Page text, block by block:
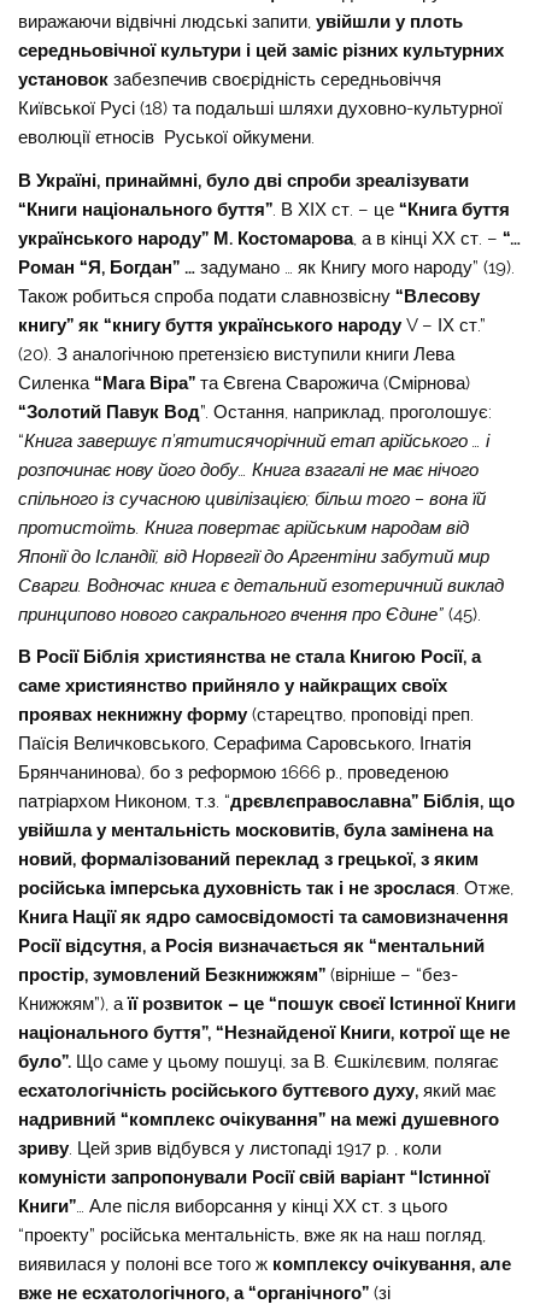
виражаючи відвічні людські запити,увійшли у плоть
середньовічної культури і цей заміс різних культурних
установок забезпечив своєрідність середньовіччя
Київської Русі (18) та подальші шляхи духовно-культурної
еволюції етносів Руської ойкумени.
В Україні, принаймні, було дві спроби зреалізувати
“Книги національного буття”. В ХІХ ст. – це“Книга буття
українського народу” М. Костомарова, а в кінці ХХ ст. –“…
Роман “Я, Богдан” … задумано … як Книгу мого народу” (19).
Також робиться спроба подати славнозвісну “Влесову
книгу” як “книгу буття українського народу V – ІХ ст.”
(20). З аналогічною претензією виступили книги Лева
Силенка“Мага Віра”та Євгена Сварожича (Смірнова)
“Золотий Павук Вод”. Остання, наприклад, проголошує:
“Книга завершує п’ятитисячорічний етап арійського … і
розпочинає нову його добу… Книга взагалі не має нічого
спільного із сучасною цивілізацією; більш того – вона їй
протистоїть. Книга повертає арійським народам від
Японії до Ісландії, від Норвегії до Аргентіни забутий мир
Сварги. Водночас книга є детальний езотеричний виклад
принципово нового сакрального вчення про Єдине” (45).
В Росії Біблія християнства не стала Книгою Росії, а
саме християнство прийняло у найкращих своїх
проявах некнижну форму (старецтво, проповіді преп.
Паїсія Величковського, Серафима Саровського, Ігнатія
Брянчанинова), бо з реформою 1666 р., проведеною
патріархом Никоном, т.з. “дрєвлєправославна” Біблія, що
увійшла у ментальність московитів, була замінена на
новий, формалізований переклад з грецької, з яким
російська імперська духовність так і не зрослася. Отже,
Книга Нації як ядро самосвідомості та самовизначення
Росії відсутня, а Росія визначається як “ментальний
простір, зумовлений Безкнижжям” (вірніше – “без-
Книжжям”), аїї розвиток – це “пошук своєї Істинної Книги
національного буття”, “Незнайденої Книги, котрої ще не
було”. Що саме у цьому пошуці, за В. Єшкілєвим, полягає
есхатологічність російського буттєвого духу, який має
надривний “комплекс очікування” на межі душевного
зриву. Цей зрив відбувся у листопаді 1917 р. , коли
комуністи запропонували Росії свій варіант “Істинної
Книги”… Але після виборсання у кінці ХХ ст. з цього
“проекту” російська ментальність, вже як на наш погляд,
виявилася у полоні все того ж комплексу очікування, але
вже не есхатологічного, а “органічного”(зі